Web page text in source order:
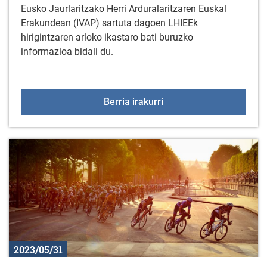
Eusko Jaurlaritzako Herri Arduralaritzaren Euskal
Erakundean (IVAP) sartuta dagoen LHIEEk
hirigintzaren arloko ikastaro bati buruzko
informazioa bidali du.
Berria irakurri
2023/05/31